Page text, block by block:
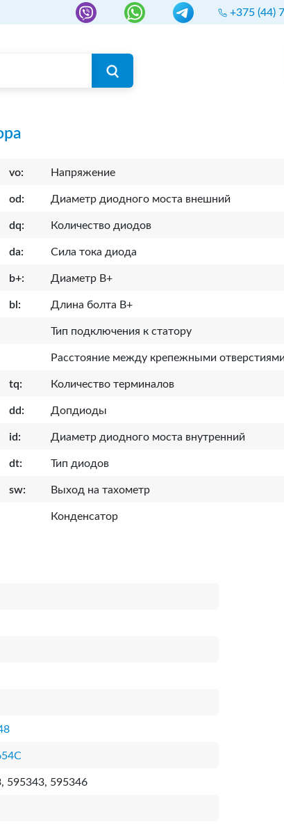
+375 (44)
vo: Напряжение
od: Диаметр диодного моста внешний
dq: Количество диодов
da: Сила тока диода
b+: Диаметр B+
bl: Длина болта B+
Тип подключения к статору
Расcтояние между крепежными отверстиями
tq: Количество терминалов
dd: Допдиоды
id: Диаметр диодного моста внутренний
dt: Тип диодов
sw: Выход на тахометр
Конденсатор
595343, 595346